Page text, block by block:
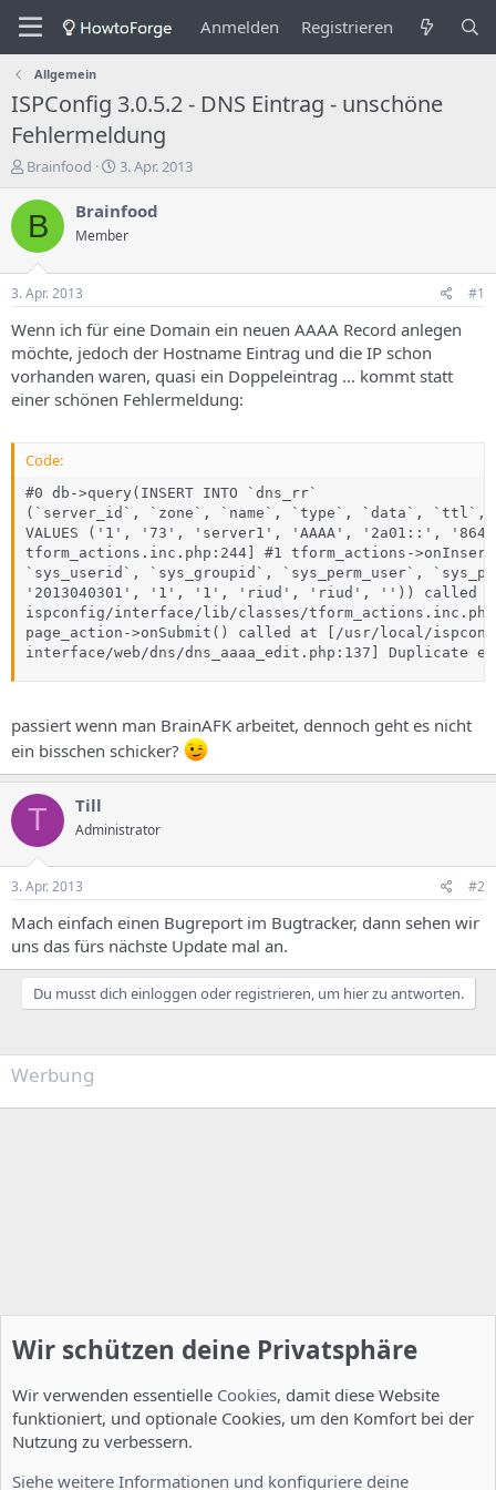
Anmelden Registrieren
Allgemein
ISPConfig 3.0.5.2 - DNS Eintrag - unschöne
Fehlermeldung
E
s
e
l
e
r
d
e
s
T
m
a
s
Brainfood
E
s
e
n
g
s
d
a
3. Apr. 2013
B Brainfood
Member
3. Apr. 2013 #1
Wenn ich für eine Domain ein neuen AAAA Record anlegen
möchte, jedoch der Hostname Eintrag und die IP schon
vorhanden waren, quasi ein Doppeleintrag ... kommt statt
einer schönen Fehlermeldung:
Code:
#0 db->query(INSERT INTO `dns_rr`
(`server_id`, `zone`, `name`, `type`, `data`, `ttl`,
VALUES ('1', '73', 'server1', 'AAAA', '2a01::',
tform_actions.inc.php:244] #1 tform_actions-
`sys_userid`, `sys_groupid`, `sys_perm_user`,
'2013040301', '1', '1', 'riud', 'riud', '')) called at [/
ispconfig/interface/lib/classes/
page_action->onSubmit() called at [/usr/local/
interface/web/dns/dns_aaaa_edit.php:137]
passiert wenn man BrainAFK arbeitet, dennoch geht es nicht
ein bisschen schicker?
T Till
Administrator
3. Apr. 2013 #2
Mach einfach einen Bugreport im Bugtracker, dann sehen wir
uns das fürs nächste Update mal an.
Du musst dich einloggen oder registrieren, um hier zu antworten.
Werbung
Wir schützen deine Privatsphäre
Wir verwenden essentielle Cookies, damit diese Website
funktioniert, und optionale Cookies, um den Komfort bei der
Nutzung zu verbessern.
Siehe weitere Informationen und konfiguriere deine